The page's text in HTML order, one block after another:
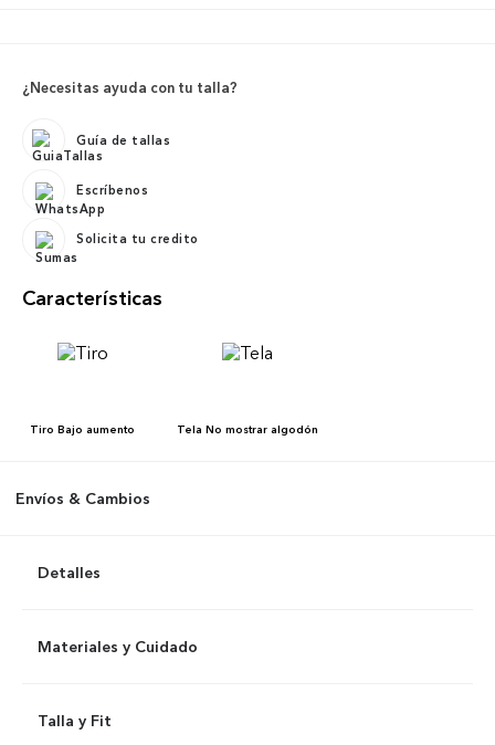
¿Necesitas ayuda con tu talla?
Guía de tallas
Escríbenos
Solicita tu credito
Características
Tiro Bajo aumento Tela No mostrar algodón
Envíos & Cambios
Detalles
Materiales y Cuidado
Talla y Fit